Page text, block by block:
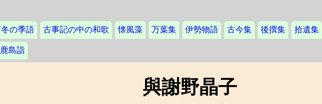
冬の季語 古事記の中の和歌 懐風藻 万葉集 伊勢物語 古今集 後撰集 拾遺集
鹿島詣
與謝野晶子